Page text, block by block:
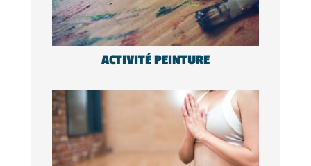
ACTIVITÉ PEINTURE